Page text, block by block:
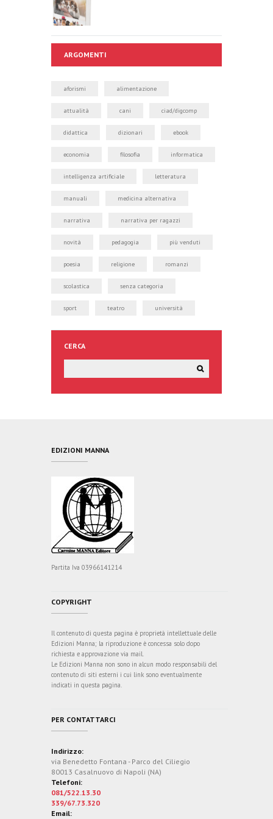
ARGOMENTI
aforismi alimentazione
attualità cani ciad/digcomp
didattica dizionari ebook
economia filosofia informatica
intelligenza artificiale letteratura
manuali medicina alternativa
narrativa narrativa per ragazzi
novità pedagogia più venduti
poesia religione romanzi
scolastica senza categoria
sport teatro università
CERCA
EDIZIONI MANNA
Partita Iva 03966141214
COPYRIGHT
Il contenuto di questa pagina è proprietà intellettuale delle
Edizioni Manna; la riproduzione è concessa solo dopo
richiesta e approvazione via mail.
Le Edizioni Manna non sono in alcun modo responsabili del
contenuto di siti esterni i cui link sono eventualmente
indicati in questa pagina.
PER CONTATTARCI
Indirizzo:
via Benedetto Fontana - Parco del Ciliegio
80013 Casalnuovo di Napoli (NA)
Telefoni:
081/522.13.30
339/67.73.320
Email: